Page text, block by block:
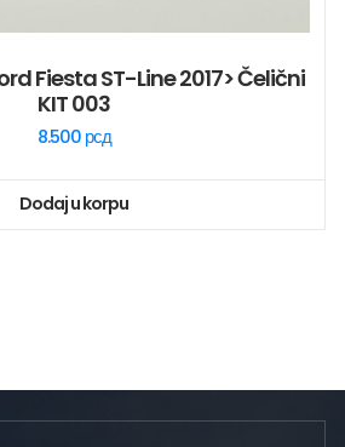
Fiesta ST-Line 2017> Čelični
KIT 003
8.500 рсд
Dodaj u korpu